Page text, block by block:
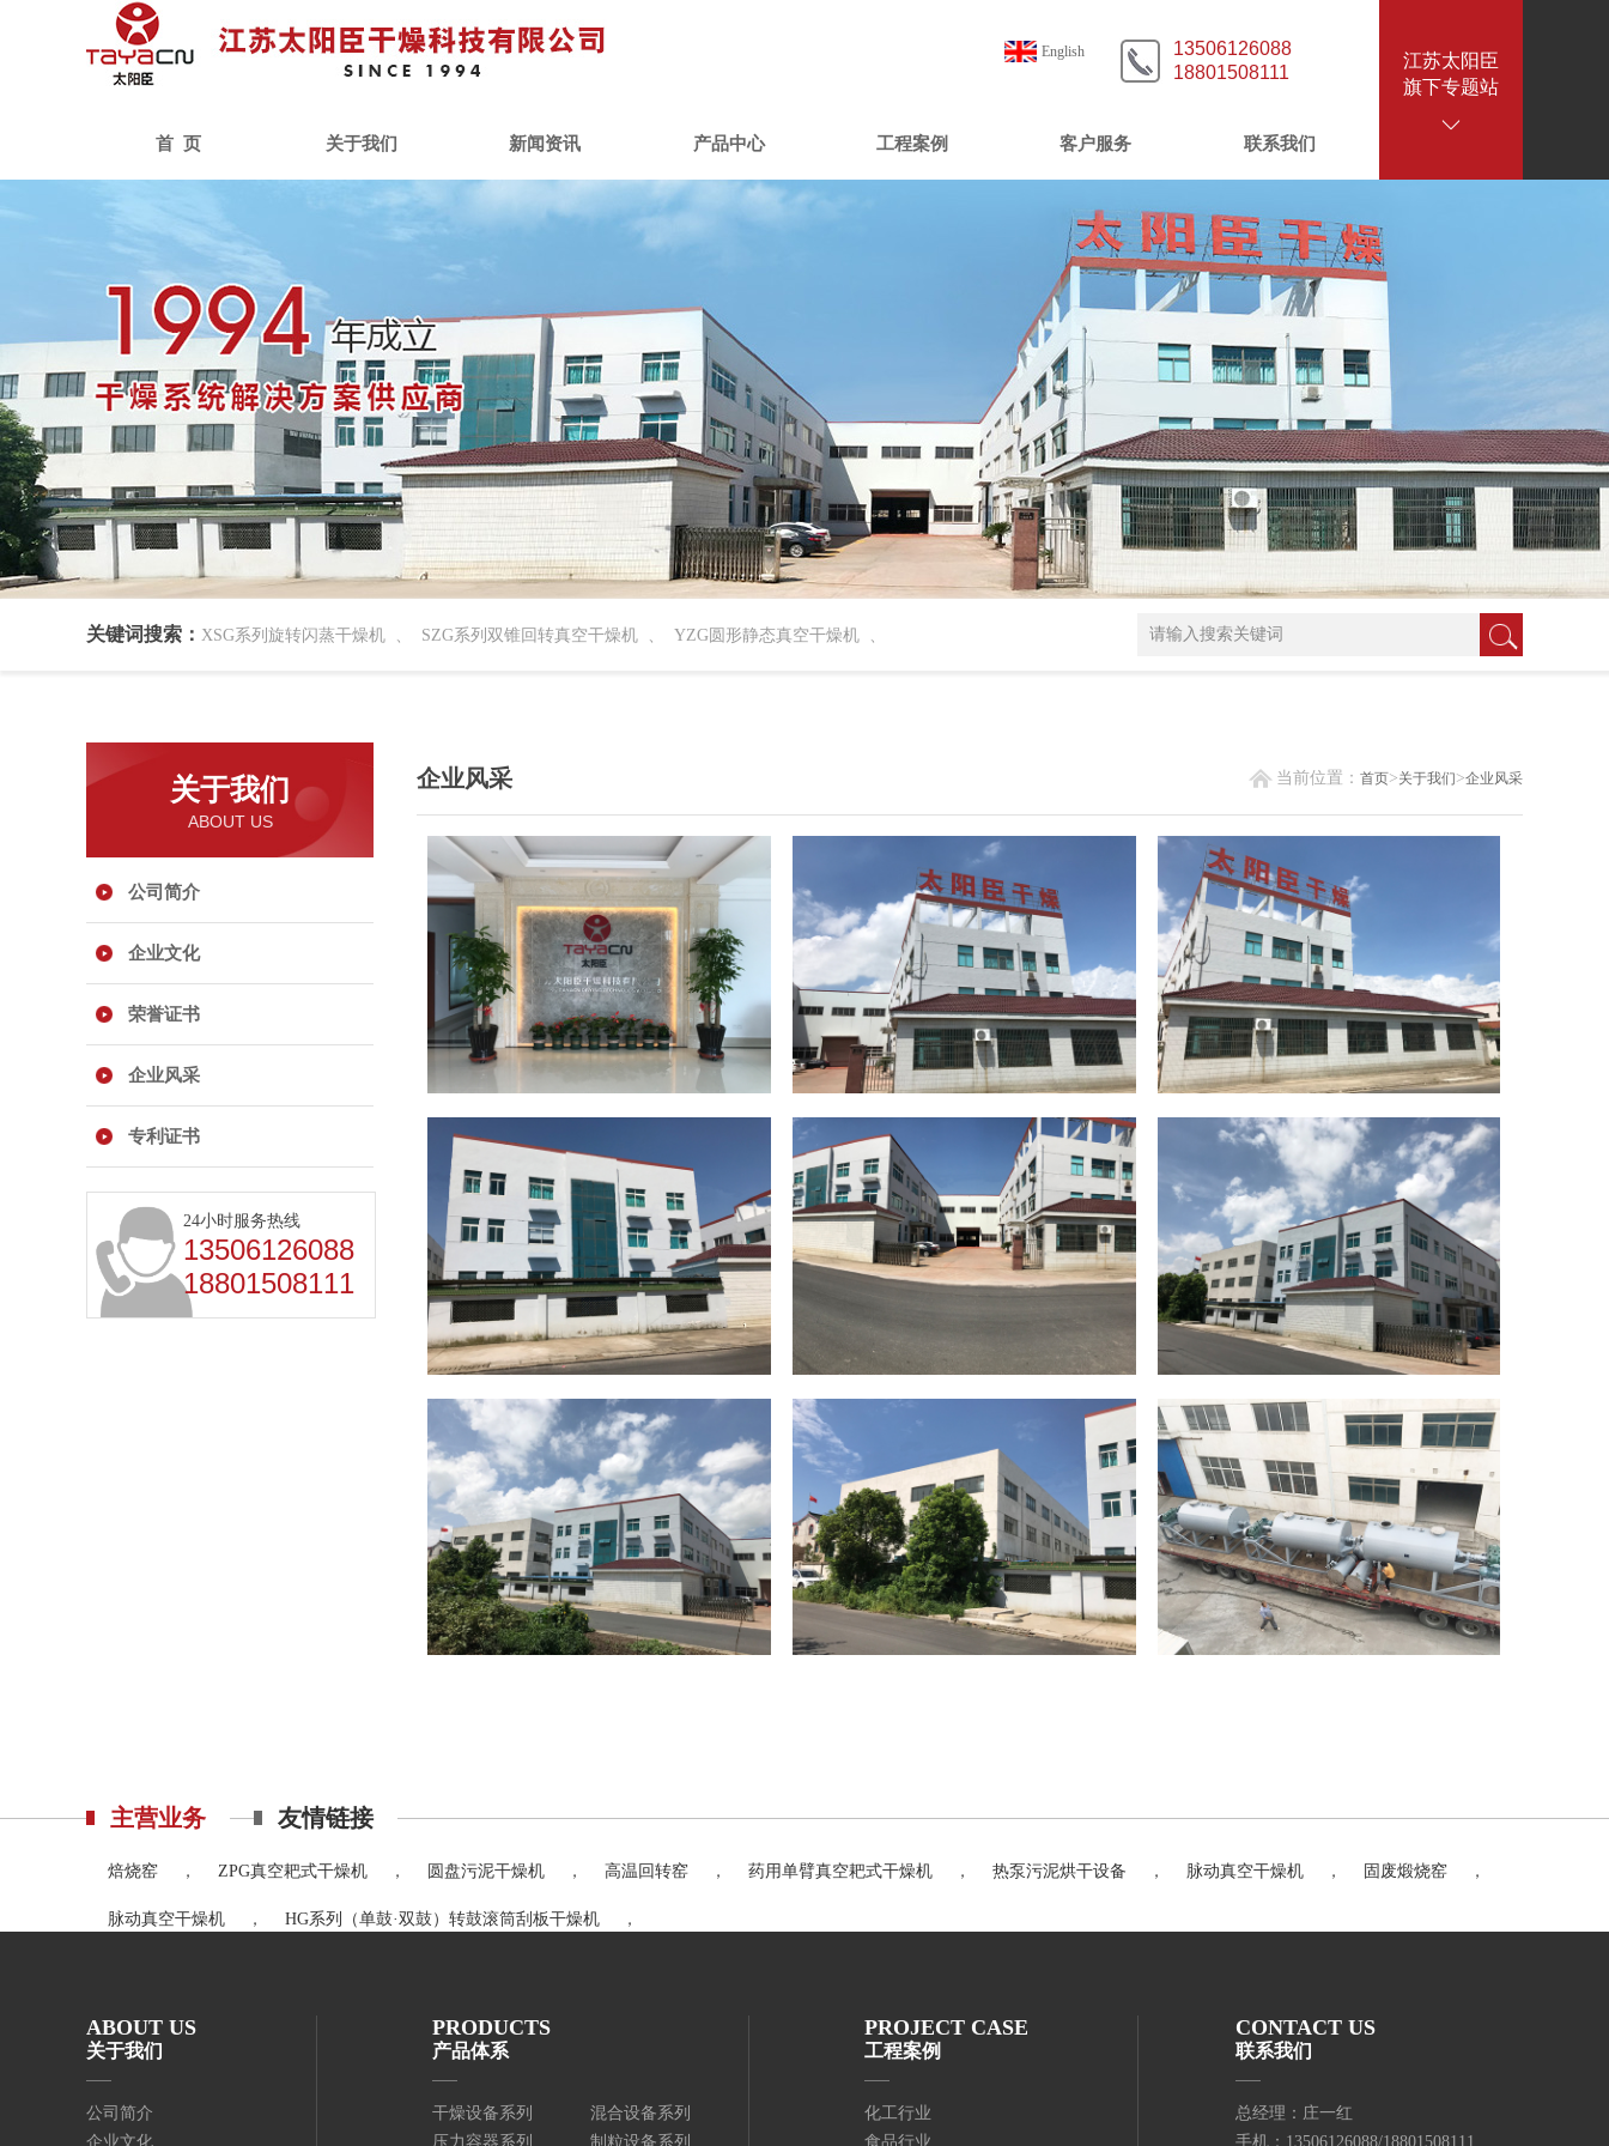
English
13506126088
18801508111
首 页 关于我们 新闻资讯 产品中心 工程案例 客户服务 联系我们
江苏太阳臣
旗下专题站
关键词搜索： XSG系列旋转闪蒸干燥机 、 SZG系列双锥回转真空干燥机 、 YZG圆形静态真空干燥机 、
关于我们
ABOUT US
公司简介
企业文化
荣誉证书
企业风采
专利证书
24小时服务热线
13506126088
18801508111
当前位置： 首页>关于我们>企业风采
企业风采
主营业务 友情链接
焙烧窑 ， ZPG真空耙式干燥机 ， 圆盘污泥干燥机 ， 高温回转窑 ， 药用单臂真空耙式干燥机 ， 热泵污泥烘干设备 ， 脉动真空干燥机 ， 固废煅烧窑 ，
脉动真空干燥机 ， HG系列（单鼓·双鼓）转鼓滚筒刮板干燥机 ，
ABOUT US
关于我们
公司简介
企业文化
PRODUCTS
产品体系
干燥设备系列
混合设备系列
压力容器系列
制粒设备系列
PROJECT CASE
工程案例
化工行业
食品行业
CONTACT US
联系我们
总经理：庄一红
手机：13506126088/18801508111